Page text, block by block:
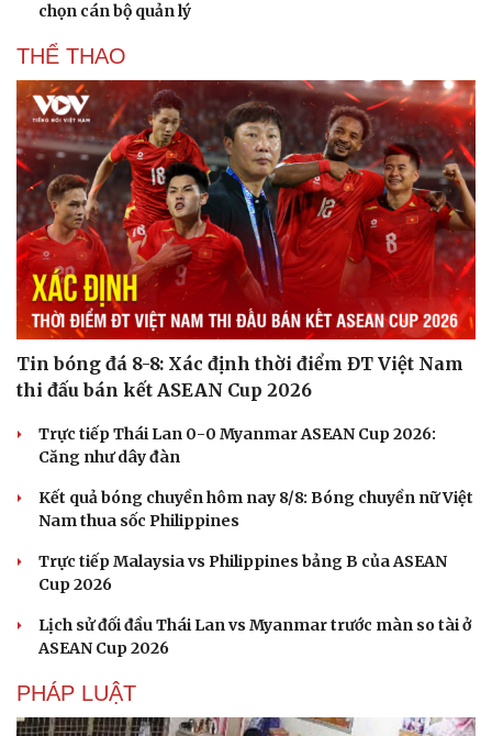
Di sản
chọn cán bộ quản lý
THỂ THAO
Tin bóng đá 8-8: Xác định thời điểm ĐT Việt Nam
thi đấu bán kết ASEAN Cup 2026
Trực tiếp Thái Lan 0-0 Myanmar ASEAN Cup 2026:
Căng như dây đàn
Kết quả bóng chuyền hôm nay 8/8: Bóng chuyền nữ Việt
Nam thua sốc Philippines
Trực tiếp Malaysia vs Philippines bảng B của ASEAN
Cup 2026
Lịch sử đối đầu Thái Lan vs Myanmar trước màn so tài ở
ASEAN Cup 2026
PHÁP LUẬT